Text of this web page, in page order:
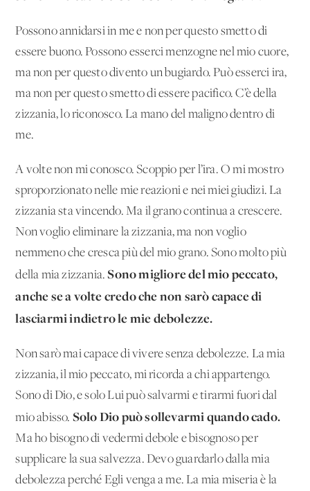
Possono annidarsi in me e non per questo smetto di
essere buono. Possono esserci menzogne nel mio cuore,
ma non per questo divento un bugiardo. Può esserci ira,
ma non per questo smetto di essere pacifico. C’è della
zizzania, lo riconosco. La mano del maligno dentro di
me.
A volte non mi conosco. Scoppio per l’ira. O mi mostro
sproporzionato nelle mie reazioni e nei miei giudizi. La
zizzania sta vincendo. Ma il grano continua a crescere.
Non voglio eliminare la zizzania, ma non voglio
nemmeno che cresca più del mio grano. Sono molto più
della mia zizzania.Sono migliore del mio peccato,
anche se a volte credo che non sarò capace di
lasciarmi indietro le mie debolezze.
Non sarò mai capace di vivere senza debolezze. La mia
zizzania, il mio peccato, mi ricorda a chi appartengo.
Sono di Dio, e solo Lui può salvarmi e tirarmi fuori dal
mio abisso. Solo Dio può sollevarmi quando cado.
Ma ho bisogno di vedermi debole e bisognoso per
supplicare la sua salvezza. Devo guardarlo dalla mia
debolezza perché Egli venga a me. La mia miseria è la